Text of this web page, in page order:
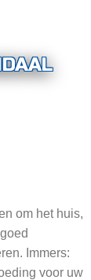
om het huis,
Immers:
voor uw